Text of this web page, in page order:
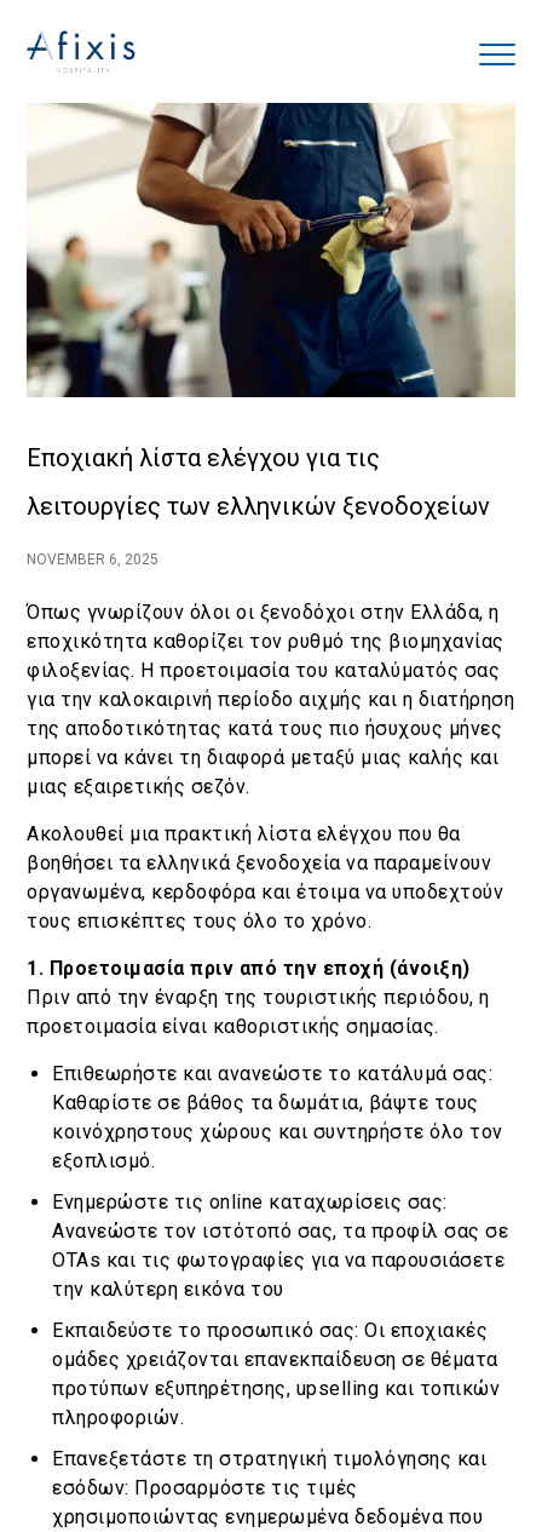
Εποχιακή λίστα ελέγχου για τις
λειτουργίες των ελληνικών ξενοδοχείων
NOVEMBER 6, 2025
Όπως γνωρίζουν όλοι οι ξενοδόχοι στην Ελλάδα, η
εποχικότητα καθορίζει τον ρυθμό της βιομηχανίας
φιλοξενίας. Η προετοιμασία του καταλύματός σας
για την καλοκαιρινή περίοδο αιχμής και η διατήρηση
της αποδοτικότητας κατά τους πιο ήσυχους μήνες
μπορεί να κάνει τη διαφορά μεταξύ μιας καλής και
μιας εξαιρετικής σεζόν.
Ακολουθεί μια πρακτική λίστα ελέγχου που θα
βοηθήσει τα ελληνικά ξενοδοχεία να παραμείνουν
οργανωμένα, κερδοφόρα και έτοιμα να υποδεχτούν
τους επισκέπτες τους όλο το χρόνο.
1. Προετοιμασία πριν από την εποχή (άνοιξη)
Πριν από την έναρξη της τουριστικής περιόδου, η
προετοιμασία είναι καθοριστικής σημασίας.
Επιθεωρήστε και ανανεώστε το κατάλυμά σας:
Καθαρίστε σε βάθος τα δωμάτια, βάψτε τους
κοινόχρηστους χώρους και συντηρήστε όλο τον
εξοπλισμό.
Ενημερώστε τις online καταχωρίσεις σας:
Ανανεώστε τον ιστότοπό σας, τα προφίλ σας σε
OTAs και τις φωτογραφίες για να παρουσιάσετε
την καλύτερη εικόνα του
Εκπαιδεύστε το προσωπικό σας: Οι εποχιακές
ομάδες χρειάζονται επανεκπαίδευση σε θέματα
προτύπων εξυπηρέτησης, upselling και τοπικών
πληροφοριών.
Επανεξετάστε τη στρατηγική τιμολόγησης και
εσόδων: Προσαρμόστε τις τιμές
χρησιμοποιώντας ενημερωμένα δεδομένα που
Αρχική
Υπηρεσίες
Συνεργάτες
Εταιρία
Blog
Επικοινωνία
En Gr